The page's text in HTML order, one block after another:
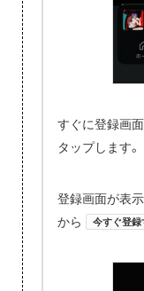
すぐに登録画
タップします。
登録画面が表示
から
今すぐ登録